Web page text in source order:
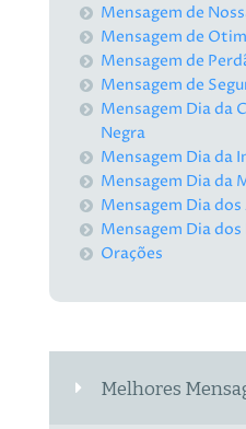
Mensagem de
Mensagem de
Mensagem de
Mensagem de
Mensagem Dia da
Negra
Mensagem Dia da
Mensagem Dia da
Mensagem Dia dos
Mensagem Dia
Orações
Melhores